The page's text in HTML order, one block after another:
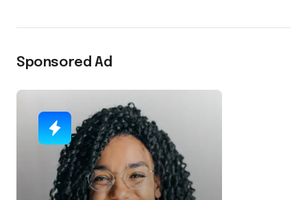
Sponsored Ad